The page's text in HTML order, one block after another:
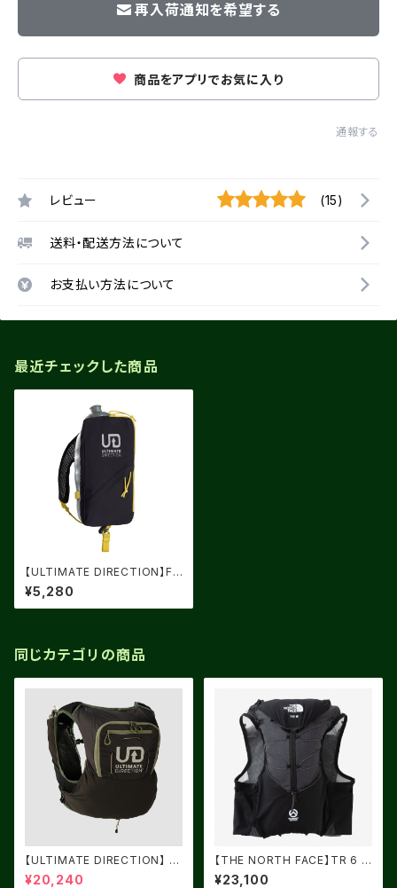
再入荷通知を希望する
商品をアプリでお気に入り
通報する
レビュー (15)
送料・配送方法について
お支払い方法について
最近チェックした商品
【ULTIMATE DIRECTION】FA
STDRAW ELITE 500
¥5,280
同じカテゴリの商品
【ULTIMATE DIRECTION】 Ul
tra Vest 12L Onyx
¥20,240
【THE NORTH FACE】TR 6 ブ
ラック
¥23,100